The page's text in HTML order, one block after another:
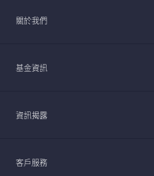
關於我們
基金資訊
資訊揭露
客戶服務